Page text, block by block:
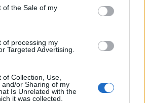
of the Sale of my
of processing my
Targeted Advertising.
Collection, Use,
and/or Sharing of my
Is Unrelated with the
it was collected.
és Jászai Mari-díjas
színházi, film- és
mögött. Igen ám, de egy
egyéb munkássága jogán is
hiszen 1985-ös Átutazó…